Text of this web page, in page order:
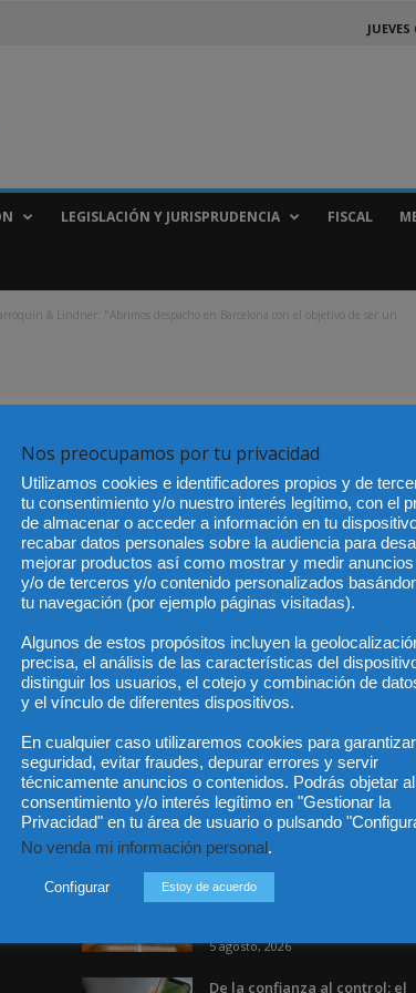
LEGISLACIÓN Y JURISPRUDENCIA FISCAL
& Lindner: "Abrimos despacho en Barcelona con el objetivo de ser un
Incluso más noticias
Publicado el aumento de
retribuciones de abogados y
5 agosto, 2026
De la confianza al control: el
Nos preocupamos por tu privacidad
Utilizamos cookies e identificadores propios y de
tu consentimiento y/o nuestro interés legítimo, con el
de almacenar o acceder a información en tu
recabar datos personales sobre la audiencia para
mejorar productos así como mostrar y medir anuncios
y/o de terceros y/o contenido personalizados
tu navegación (por ejemplo páginas visitadas).
Algunos de estos propósitos incluyen la
precisa, el análisis de las características del
distinguir los usuarios, el cotejo y combinación de
y el vínculo de diferentes dispositivos.
En cualquier caso utilizaremos cookies para
seguridad, evitar fraudes, depurar errores y servir
técnicamente anuncios o contenidos. Podrás objetar al
consentimiento y/o interés legítimo en "Gestionar la
Privacidad" en tu área de usuario o pulsando
No venda mi información personal.
Configurar Estoy de acuerdo